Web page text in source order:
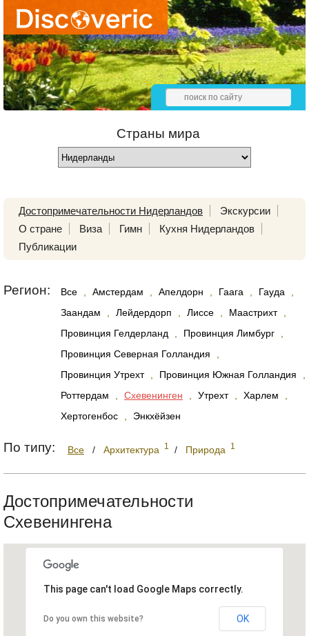
Страны мира
Достопримечательности Нидерландов
Экскурсии
О стране
Виза Гимн
Кухня Нидерландов
Публикации
Регион: Все Амстердам Апелдорн Гаага Гауда
Заандам
Лейдердорп Лиссе Маастрихт
Провинция Гелдерланд
Провинция Лимбург
Провинция Северная Голландия
Провинция Утрехт
Провинция Южная Голландия
Роттердам
Схевенинген Утрехт Харлем
Хертогенбос
Энкхёйзен
По типу: Все / Архитектура 1 / Природа 1
Достопримечательности
Схевенингена
This page can't load Google Maps correctly.
Do you own this website? OK